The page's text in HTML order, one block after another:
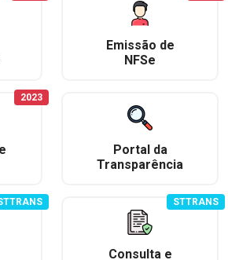
Emissão de
NFSe
2023
Portal da
Transparência
Consulta e
STTRANS